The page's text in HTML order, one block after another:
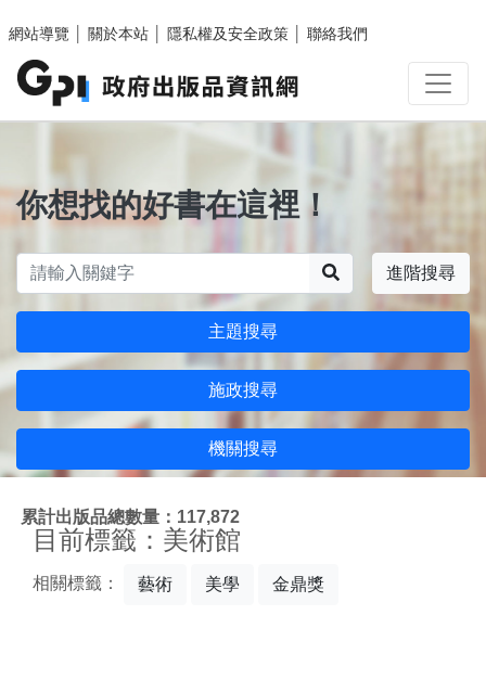
網站導覽
關於本站 隱私權及安全政策 聯絡我們
你想找的好書在這裡！
進階搜尋
主題搜尋
施政搜尋
機關搜尋
累計出版品總數量：117,872
目前標籤：美術館
相關標籤： 藝術 美學 金鼎獎